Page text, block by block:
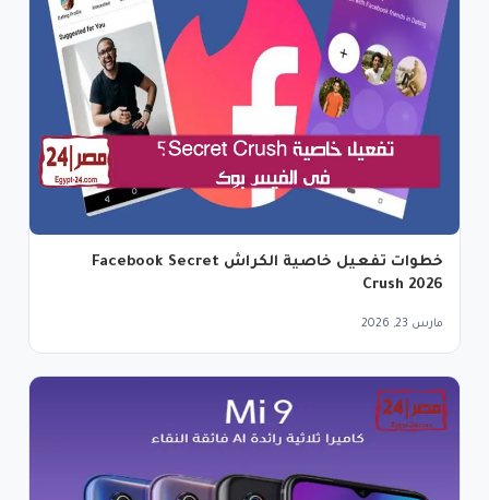
خطوات تفعيل خاصية الكراش Facebook Secret
Crush 2026
مارس 23, 2026